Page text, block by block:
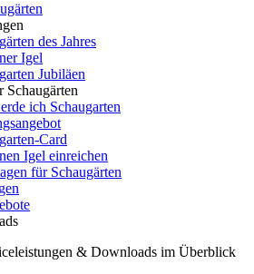
des Jahres
Igel
Jubiläen
Schaugärten
ich Schaugarten
Card
Igel einreichen
für Schaugärten
& Downloads im Überblick